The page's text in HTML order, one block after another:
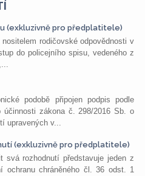
(exkluzivně pro předplatitele)
rodičovské odpovědnosti v
do policejního spisu, vedeného z
podobě připojen podpis podle
zákona č. 298/2016 Sb. o
upravených v...
(exkluzivně pro předplatitele)
svá rozhodnutí představuje jeden z
ochranu chráněného čl. 36 odst. 1